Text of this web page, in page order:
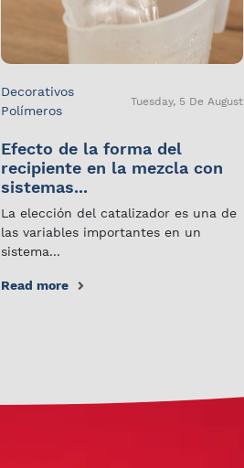
Decorativos
Polímeros
Tuesday, 5 De August
Efecto de la forma del
recipiente en la mezcla con
sistemas...
La elección del catalizador es una de
las variables importantes en un
sistema...
Read more